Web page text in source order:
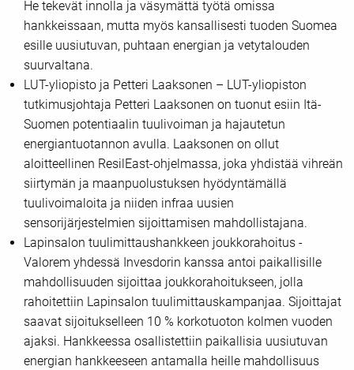
He tekevät innolla ja väsymättä työtä omissa
hankkeissaan, mutta myös kansallisesti tuoden Suomea
esille uusiutuvan, puhtaan energian ja vetytalouden
suurvaltana.
LUT-yliopisto ja Petteri Laaksonen – LUT-yliopiston
tutkimusjohtaja Petteri Laaksonen on tuonut esiin Itä-
Suomen potentiaalin tuulivoiman ja hajautetun
energiantuotannon avulla. Laaksonen on ollut
aloitteellinen ResilEast-ohjelmassa, joka yhdistää vihreän
siirtymän ja maanpuolustuksen hyödyntämällä
tuulivoimaloita ja niiden infraa uusien
sensorijärjestelmien sijoittamisen mahdollistajana.
Lapinsalon tuulimittaushankkeen joukkorahoitus -
Valorem yhdessä Invesdorin kanssa antoi paikallisille
mahdollisuuden sijoittaa joukkorahoitukseen, jolla
rahoitettiin Lapinsalon tuulimittauskampanjaa. Sijoittajat
saavat sijoitukselleen 10 % korkotuoton kolmen vuoden
ajaksi. Hankkeessa osallistettiin paikallisia uusiutuvan
energian hankkeeseen antamalla heille mahdollisuus